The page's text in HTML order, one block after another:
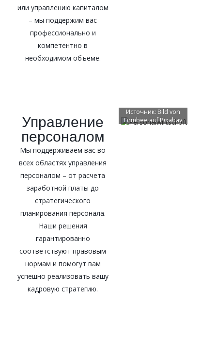
или управлению капиталом
– мы поддержим вас
профессионально и
компетентно в
необходимом объеме.
Управление
персоналом
Мы поддерживаем вас во
всех областях управления
персоналом – от расчета
заработной платы до
стратегического
планирования персонала.
Наши решения
гарантированно
соответствуют правовым
нормам и помогут вам
успешно реализовать вашу
кадровую стратегию.
Источник: Bild von
FirmbeeaufPixabay